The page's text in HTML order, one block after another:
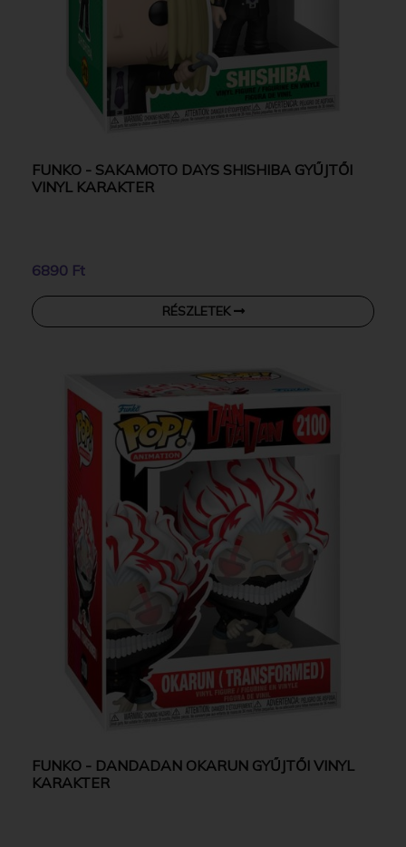
FUNKO - SAKAMOTO DAYS SHISHIBA GYŰJTŐI
VINYL KARAKTER
6890 Ft
RÉSZLETEK
FUNKO - DANDADAN OKARUN GYŰJTŐI VINYL
KARAKTER